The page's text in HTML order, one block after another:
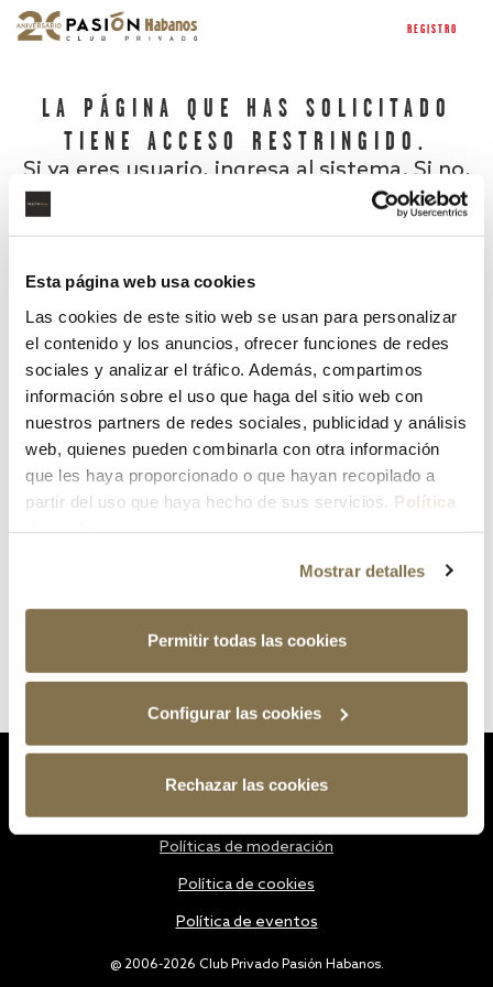
Esta página web usa cookies
Las cookies de este sitio web se usan para personalizar
el contenido y los anuncios, ofrecer funciones de redes
sociales y analizar el tráfico. Además, compartimos
información sobre el uso que haga del sitio web con
nuestros partners de redes sociales, publicidad y análisis
web, quienes pueden combinarla con otra información
que les haya proporcionado o que hayan recopilado a
partir del uso que haya hecho de sus servicios. Política
Mostrar detalles
Permitir todas las cookies
Configurar las cookies
Rechazar las cookies
REGISTRO
LA PÁGINA QUE HAS SOLICITADO
TIENE ACCESO RESTRINGIDO.
Si ya eres usuario, ingresa al sistema. Si no,
¿Has olvidado tu contraseña?
@ 2006-2026 Club Privado Pasión Habanos.
Políticas de moderación
Política de cookies
Política de eventos